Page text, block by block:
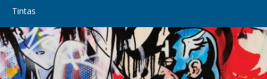
Tintas